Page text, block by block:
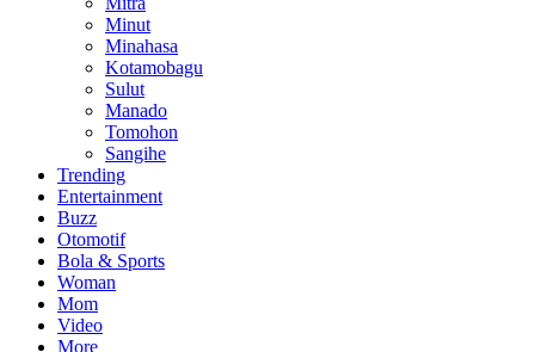
Minut
Minahasa
Kotamobagu
Sulut
Manado
Tomohon
Sangihe
Trending
Entertainment
Buzz
Otomotif
Bola & Sports
Woman
Mom
Video
More